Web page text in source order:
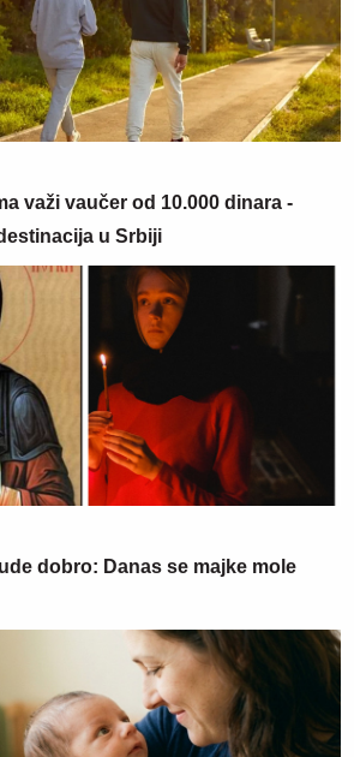
važi vaučer od 10.000 dinara -
u Srbiji
dobro: Danas se majke mole